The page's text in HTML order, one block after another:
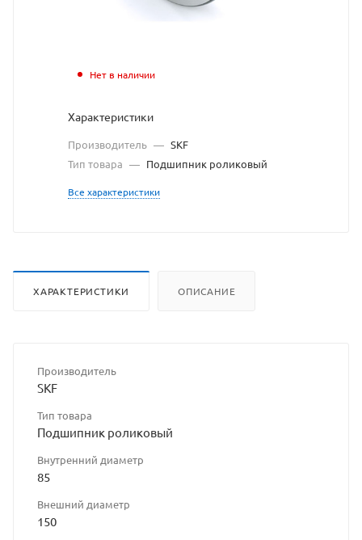
ссылке
разрешения
владельца
сайта
Нет в наличии
Характеристики
Производитель — SKF
Тип товара — Подшипник роликовый
Все характеристики
ХАРАКТЕРИСТИКИ ОПИСАНИЕ
Производитель
SKF
Тип товара
Подшипник роликовый
Внутренний диаметр
85
Внешний диаметр
150